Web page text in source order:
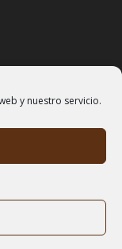
y nuestro servicio.